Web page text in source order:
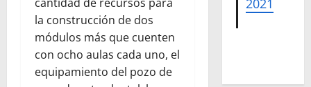
la construcción de dos
módulos más que cuenten
con ocho aulas cada uno, el
equipamiento del pozo de
2021